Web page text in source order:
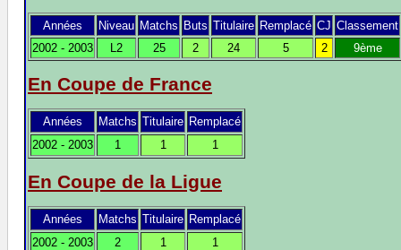
Années Niveau Matchs Buts Titulaire Remplacé CJ Classement
2002 - 2003
L2 25 2 24 5 2 9ème
En Coupe de France
Années Matchs Titulaire Remplacé
2002 - 2003
1 1 1
En Coupe de la Ligue
Années Matchs Titulaire Remplacé
2002 - 2003
2 1 1